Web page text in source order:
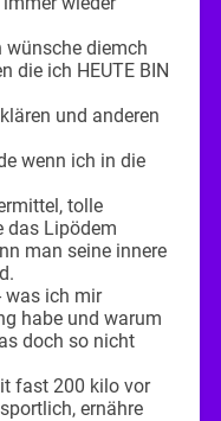
wünsche diemch
die ich HEUTE BIN
und anderen
wenn ich in die
tolle
das Lipödem
man seine innere
was ich mir
habe und warum
doch so nicht
fast 200 kilo vor
ernähre